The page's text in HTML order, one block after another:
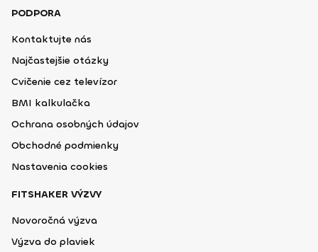
PODPORA
Kontaktujte nás
Najčastejšie otázky
Cvičenie cez televízor
BMI kalkulačka
Ochrana osobných údajov
Obchodné podmienky
Nastavenia cookies
FITSHAKER VÝZVY
Novoročná výzva
Výzva do plaviek